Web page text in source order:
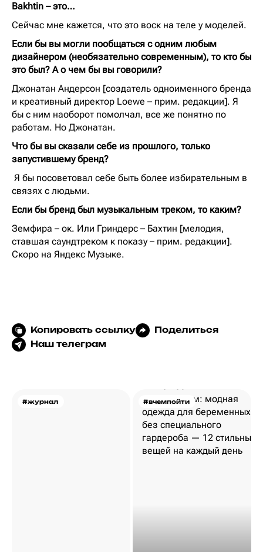
Bakhtin – это…
Сейчас мне кажется, что это воск на теле у моделей.
Если бы вы могли пообщаться с одним любым
дизайнером (необязательно современным), то кто бы
это был? А о чем бы вы говорили?
Джонатан Андерсон [создатель одноименного бренда
и креативный директор Loewe – прим. редакции]. Я
бы с ним наоборот помолчал, все же понятно по
работам. Но Джонатан.
Что бы вы сказали себе из прошлого, только
запустившему бренд?
Я бы посоветовал себе быть более избирательным в
связях с людьми.
Если бы бренд был музыкальным треком, то каким?
Земфира – ок. Или Гриндерс – Бахтин [мелодия,
ставшая саундтреком к показу – прим. редакции].
Скоро на Яндекс Музыке.
Копировать ссылку
Поделиться
Наш телеграм
#журнал #вчемпойти